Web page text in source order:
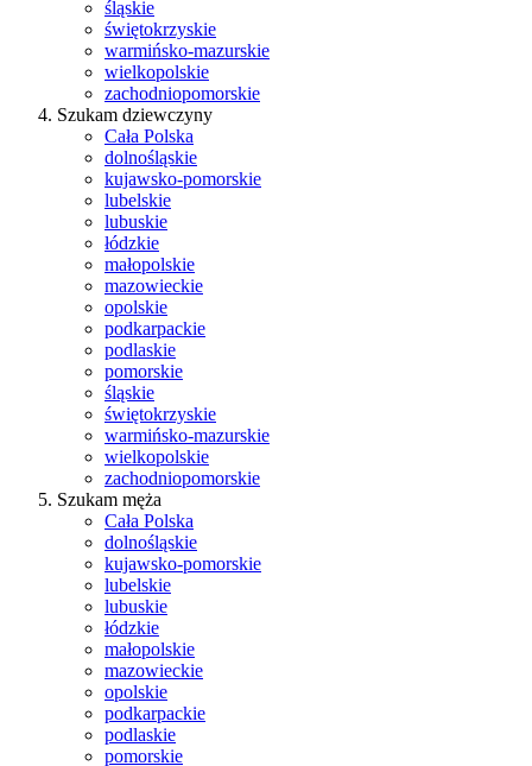
śląskie
świętokrzyskie
warmińsko-mazurskie
wielkopolskie
zachodniopomorskie
Szukam dziewczyny
Cała Polska
dolnośląskie
kujawsko-pomorskie
lubelskie
lubuskie
łódzkie
małopolskie
mazowieckie
opolskie
podkarpackie
podlaskie
pomorskie
śląskie
świętokrzyskie
warmińsko-mazurskie
wielkopolskie
zachodniopomorskie
Szukam męża
Cała Polska
dolnośląskie
kujawsko-pomorskie
lubelskie
lubuskie
łódzkie
małopolskie
mazowieckie
opolskie
podkarpackie
podlaskie
pomorskie